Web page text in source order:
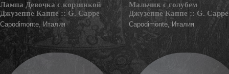
Лампа Девочка с корзинкой
Джузеппе Каппе :: G. Cappe
Capodimonte, Италия
Мальчик с голубем
Джузеппе Каппе :: G. Cappe
Capodimonte, Италия